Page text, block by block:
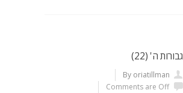
גבורות ה' (22)
By oriatillman
Comments are Off